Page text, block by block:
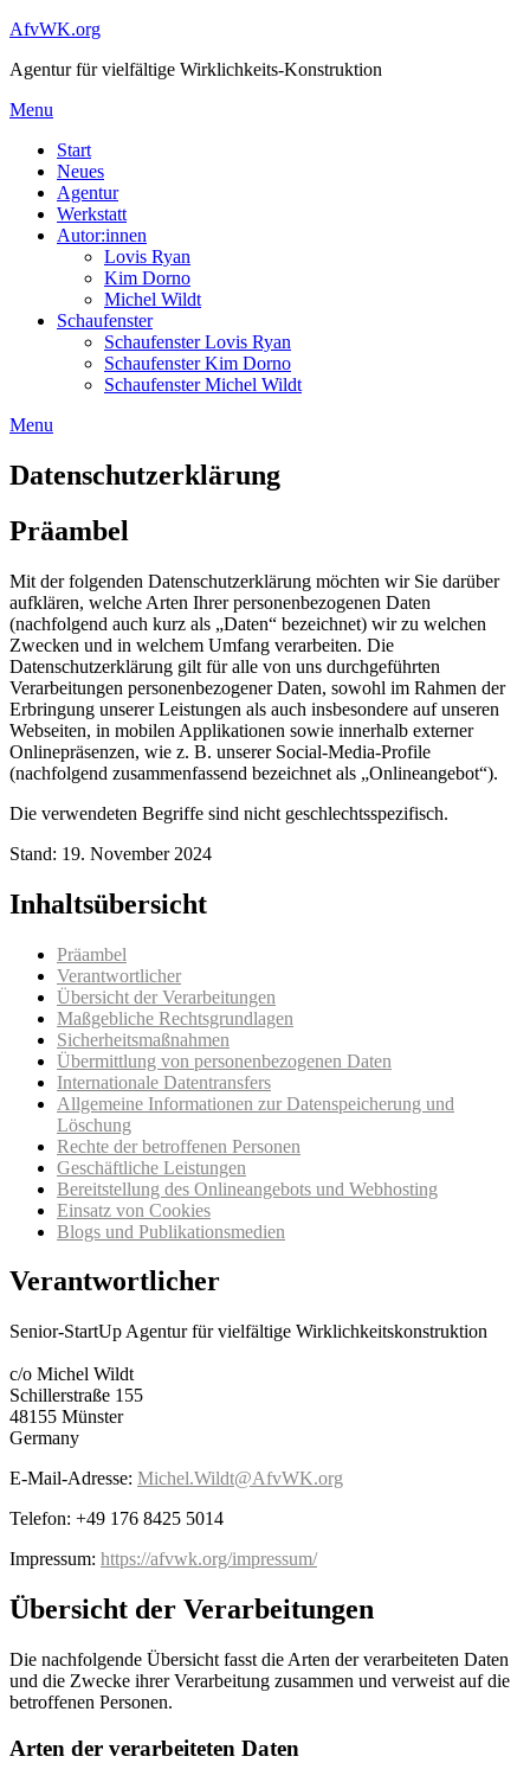
AfvWK.org
Agentur für vielfältige Wirklichkeits-Konstruktion
Menu
Start
Neues
Agentur
Werkstatt
Autor:innen
Lovis Ryan
Kim Dorno
Michel Wildt
Schaufenster
Schaufenster Lovis Ryan
Schaufenster Kim Dorno
Schaufenster Michel Wildt
Menu
Datenschutzerklärung
Präambel
Mit der folgenden Datenschutzerklärung möchten wir Sie darüber
aufklären, welche Arten Ihrer personenbezogenen Daten
(nachfolgend auch kurz als „Daten“ bezeichnet) wir zu welchen
Zwecken und in welchem Umfang verarbeiten. Die
Datenschutzerklärung gilt für alle von uns durchgeführten
Verarbeitungen personenbezogener Daten, sowohl im Rahmen der
Erbringung unserer Leistungen als auch insbesondere auf unseren
Webseiten, in mobilen Applikationen sowie innerhalb externer
Onlinepräsenzen, wie z. B. unserer Social-Media-Profile
(nachfolgend zusammenfassend bezeichnet als „Onlineangebot“).
Die verwendeten Begriffe sind nicht geschlechtsspezifisch.
Stand: 19. November 2024
Inhaltsübersicht
Präambel
Verantwortlicher
Übersicht der Verarbeitungen
Maßgebliche Rechtsgrundlagen
Sicherheitsmaßnahmen
Übermittlung von personenbezogenen Daten
Internationale Datentransfers
Allgemeine Informationen zur Datenspeicherung und
Löschung
Rechte der betroffenen Personen
Geschäftliche Leistungen
Bereitstellung des Onlineangebots und Webhosting
Einsatz von Cookies
Blogs und Publikationsmedien
Verantwortlicher
Senior-StartUp Agentur für vielfältige Wirklichkeitskonstruktion
c/o Michel Wildt
Schillerstraße 155
48155 Münster
Germany
E-Mail-Adresse: Michel.Wildt@AfvWK.org
Telefon: +49 176 8425 5014
Impressum: https://afvwk.org/impressum/
Übersicht der Verarbeitungen
Die nachfolgende Übersicht fasst die Arten der verarbeiteten Daten
und die Zwecke ihrer Verarbeitung zusammen und verweist auf die
betroffenen Personen.
Arten der verarbeiteten Daten